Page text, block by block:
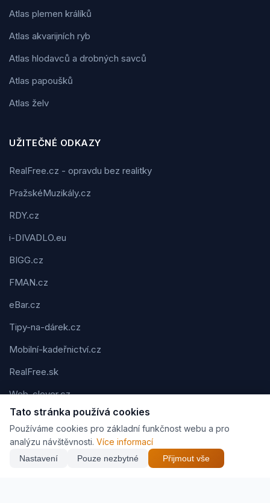
Atlas plemen králíků
Atlas akvarijních ryb
Atlas hlodavců a drobných savců
Atlas papoušků
Atlas želv
UŽITEČNÉ ODKAZY
RealFree.cz - opravdu bez realitky
PražskéMuzikály.cz
RDY.cz
i-DIVADLO.eu
BIGG.cz
FMAN.cz
eBar.cz
Tipy-na-dárek.cz
Mobilní-kadeřnictví.cz
RealFree.sk
Web-clever.cz
Kvízov.cz
Karavaning.net
CVčko.eu
Tato stránka používá cookies
Používáme cookies pro základní funkčnost webu a pro
analýzu návštěvnosti. Více informací
Nastavení Pouze nezbytné Přijmout vše